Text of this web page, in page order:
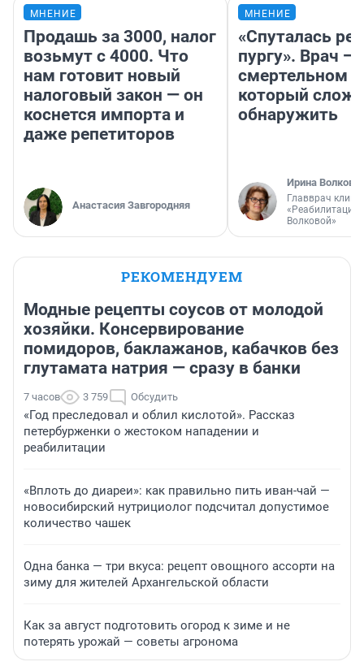
МНЕНИЕ
Продашь за 3000, налог
возьмут с 4000. Что
нам готовит новый
налоговый закон — он
коснется импорта и
даже репетиторов
Анастасия Завгородняя
МНЕНИЕ
«Спуталась
пургу». Врач —
смертельном
который
обнаружить
Ирина Волкова
Главврач
«Реабилитация
Волковой»
РЕКОМЕНДУЕМ
Модные рецепты соусов от молодой
хозяйки. Консервирование
помидоров, баклажанов, кабачков без
глутамата натрия — сразу в банки
7 часов 3 759 Обсудить
«Год преследовал и облил кислотой». Рассказ
петербурженки о жестоком нападении и
реабилитации
«Вплоть до диареи»: как правильно пить иван-чай —
новосибирский нутрициолог подсчитал допустимое
количество чашек
Одна банка — три вкуса: рецепт овощного ассорти на
зиму для жителей Архангельской области
Как за август подготовить огород к зиме и не
потерять урожай — советы агронома